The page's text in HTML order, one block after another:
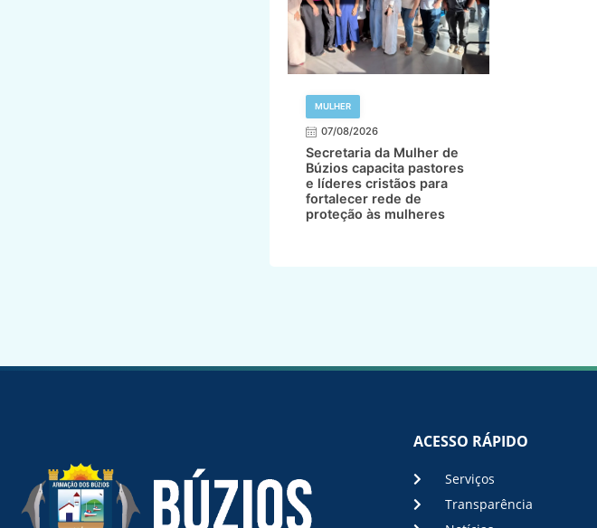
MULHER
07/08/2026
Secretaria da Mulher de
Búzios capacita pastores
e líderes cristãos para
fortalecer rede de
proteção às mulheres
ACESSO RÁPIDO
Serviços
Transparência